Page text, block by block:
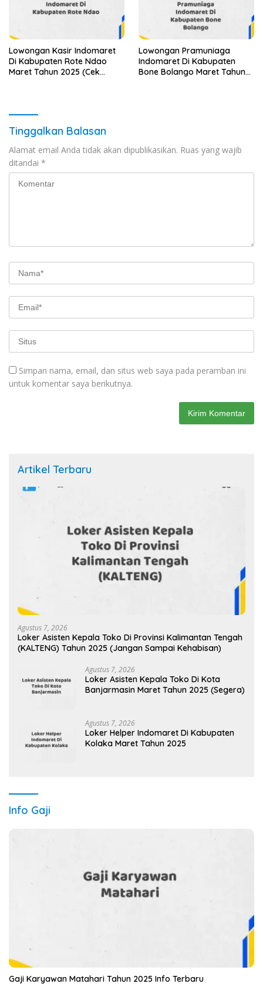
Lowongan Kasir Indomaret
Di Kabupaten Rote Ndao
Maret Tahun 2025 (Cek
Lowongan Pramuniaga
Indomaret Di Kabupaten
Bone Bolango Maret Tahun
Tinggalkan Balasan
Alamat email Anda tidak akan dipublikasikan. Ruas yang wajib
ditandai *
Simpan nama, email, dan situs web saya pada peramban ini
untuk komentar saya berikutnya.
Artikel Terbaru
Agustus 7, 2026
Loker Asisten Kepala Toko Di Provinsi Kalimantan Tengah
(KALTENG) Tahun 2025 (Jangan Sampai Kehabisan)
Agustus 7, 2026
Loker Asisten Kepala Toko Di Kota
Banjarmasin Maret Tahun 2025 (Segera)
Agustus 7, 2026
Loker Helper Indomaret Di Kabupaten
Kolaka Maret Tahun 2025
Info Gaji
Gaji Karyawan Matahari Tahun 2025 Info Terbaru